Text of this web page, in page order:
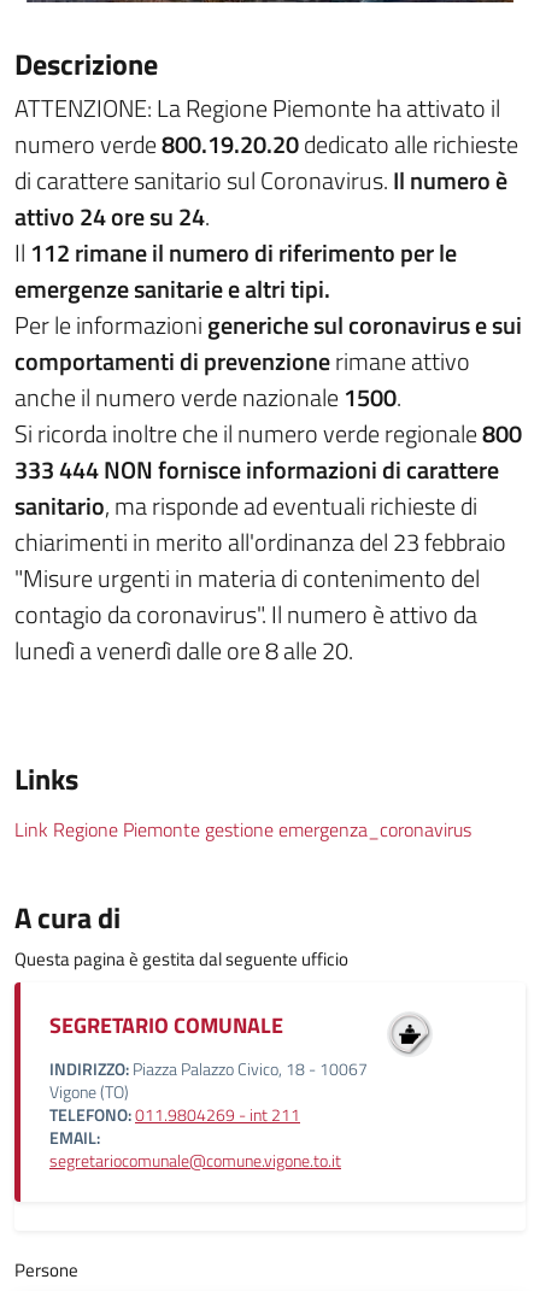
Descrizione
ATTENZIONE: La Regione Piemonte ha attivato il
numero verde800.19.20.20dedicato alle richieste
di carattere sanitario sul Coronavirus.Il numero è
attivo 24 ore su 24.
Il 112 rimane il numero di riferimento per le
emergenze sanitarie e altri tipi.
Per le informazionigeneriche sul coronavirus e sui
comportamenti di prevenzionerimane attivo
anche il numero verde nazionale1500.
Si ricorda inoltre che il numero verde regionale800
333 444 NON fornisce informazioni di carattere
sanitario, ma risponde ad eventuali richieste di
chiarimenti in merito all'ordinanza del 23 febbraio
"Misure urgenti in materia di contenimento del
contagio da coronavirus". Il numero è attivo da
lunedì a venerdì dalle ore 8 alle 20.
Links
Link Regione Piemonte gestione emergenza_coronavirus
A cura di
Questa pagina è gestita dal seguente ufficio
SEGRETARIO COMUNALE
INDIRIZZO:Piazza Palazzo Civico, 18 - 10067
Vigone (TO)
TELEFONO:011.9804269 - int 211
EMAIL:
segretariocomunale@comune.vigone.to.it
Persone